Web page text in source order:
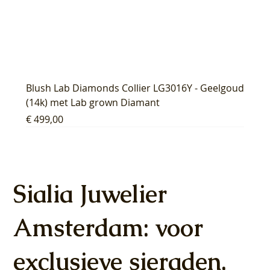
Blush Lab Diamonds Collier LG3016Y - Geelgoud
(14k) met Lab grown Diamant
Prijs
€ 499,00
Sialia Juwelier
Amsterdam: voor
exclusieve sieraden,